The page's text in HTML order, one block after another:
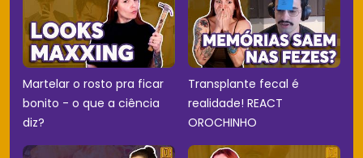
Martelar o rosto pra ficar
bonito - o que a ciência
diz?
Transplante fecal é
realidade! REACT
OROCHINHO